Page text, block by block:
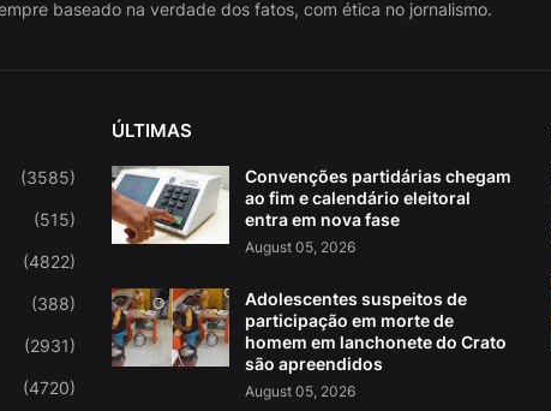
baseado na verdade dos fatos, com ética no jornalismo.
(3585)
(515)
(4822)
(388)
(2931)
(4720)
ÚLTIMAS
Convenções partidárias chegam
ao fim e calendário eleitoral
entra em nova fase
August 05, 2026
Adolescentes suspeitos de
participação em morte de
homem em lanchonete do Crato
são apreendidos
August 05, 2026